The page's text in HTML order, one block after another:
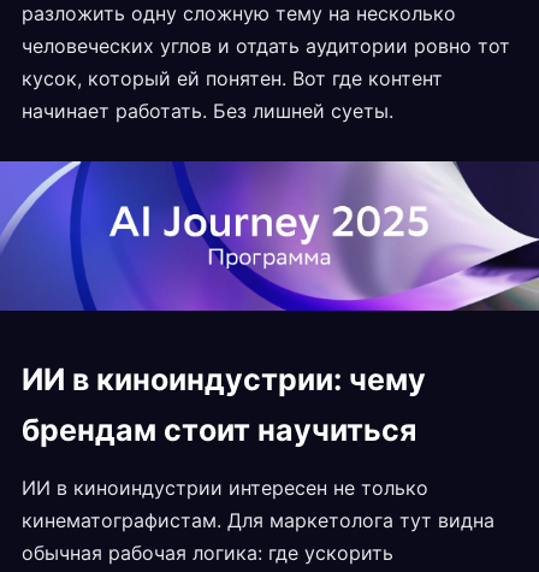
разложить одну сложную тему на несколько
человеческих углов и отдать аудитории ровно тот
кусок, который ей понятен. Вот где контент
начинает работать. Без лишней суеты.
ИИ в киноиндустрии: чему
брендам стоит научиться
ИИ в киноиндустрии интересен не только
кинематографистам. Для маркетолога тут видна
обычная рабочая логика: где ускорить